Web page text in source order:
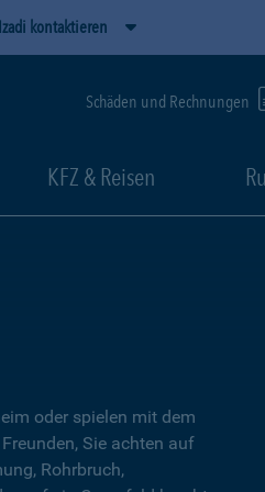
kontaktieren
Schäden und Rechnungen
KFZ & Reisen
oder spielen mit dem
Sie achten auf
Rohrbruch,